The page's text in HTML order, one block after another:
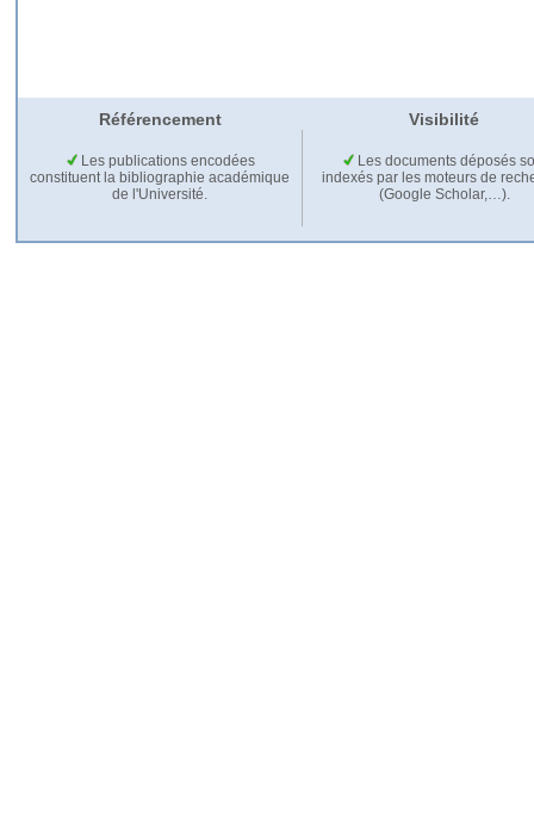
Référencement Visibilité
Les publications encodées
constituent la bibliographie académique
de l'Université.
Les documents déposés
indexés par les moteurs de
(Google Scholar,…).